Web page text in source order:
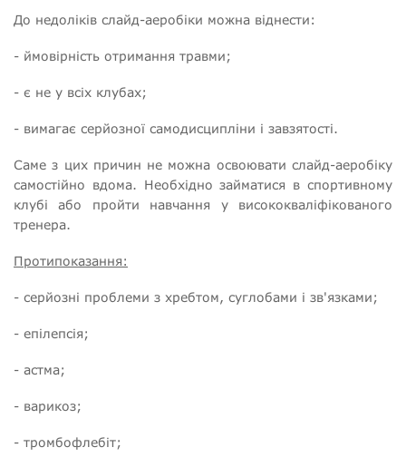
До недоліків слайд-аеробіки можна віднести:
- ймовірність отримання травми;
- є не у всіх клубах;
- вимагає серйозної самодисципліни і завзятості.
Саме з цих причин не можна освоювати слайд-аеробіку
самостійно вдома. Необхідно займатися в спортивному
клубі або пройти навчання у висококваліфікованого
тренера.
Протипоказання:
- серйозні проблеми з хребтом, суглобами і зв'язками;
- епілепсія;
- астма;
- варикоз;
- тромбофлебіт;